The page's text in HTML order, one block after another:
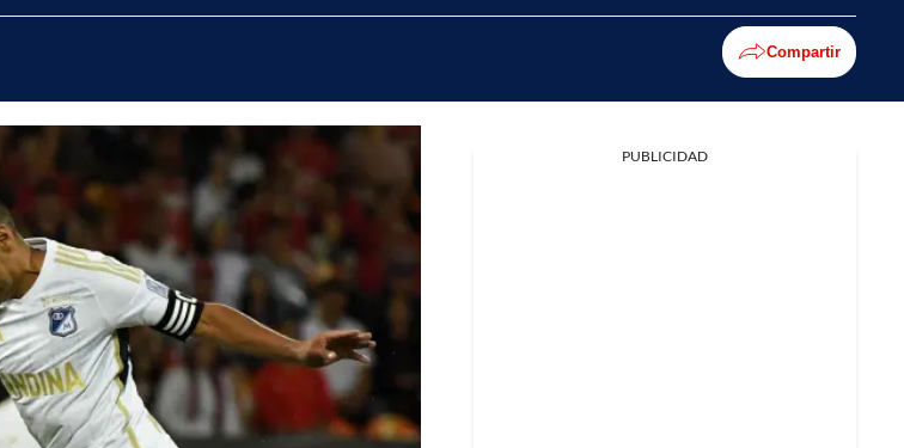
Compartir
PUBLICIDAD